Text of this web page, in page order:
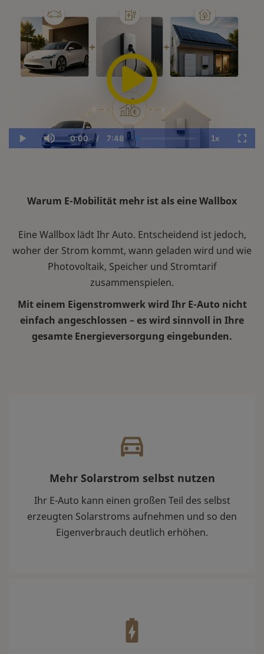
Play Mute
Current
Time
0:00 / Duration
7:48
6.61%
1xPlayback
Rate
Warum E-Mobilität mehr ist als eine Wallbox
Eine Wallbox lädt Ihr Auto. Entscheidend ist jedoch,
woher der Strom kommt, wann geladen wird und wie
Photovoltaik, Speicher und Stromtarif
zusammenspielen.
Mit einem Eigenstromwerk wird Ihr E-Auto nicht
einfach angeschlossen – es wird sinnvoll in Ihre
gesamte Energieversorgung eingebunden.
Mehr Solarstrom selbst nutzen
Ihr E-Auto kann einen großen Teil des selbst
erzeugten Solarstroms aufnehmen und so den
Eigenverbrauch deutlich erhöhen.